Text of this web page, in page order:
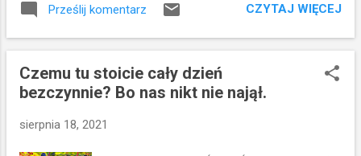
ona wtedy wyłącznie stanem emocjonalnym.
przypadkowych przechodniów. Dobrych i
złych. Trzeci to wyrzucenie nieodpowiednio
morał: wielu jest powołanych, lecz mało
wybranych. Jak to zrozumieć? Powołany
wyznacza każdemu z nas misję do
spełnienia. A podstawowym powołaniem
Prześlij komentarz CZYTAJ WIĘCEJ
Czemu tu stoicie cały dzień
bezczynnie? Bo nas nikt nie najął.
sierpnia 18, 2021